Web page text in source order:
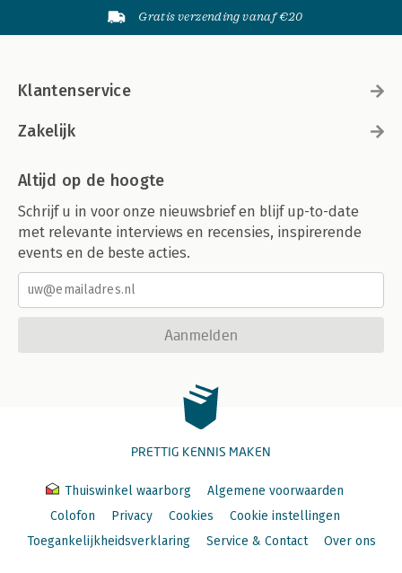
Gratis verzending vanaf €20
Klantenservice
Zakelijk
Altijd op de hoogte
Schrijf u in voor onze nieuwsbrief en blijf up-to-date
met relevante interviews en recensies, inspirerende
events en de beste acties.
Aanmelden
PRETTIG KENNIS MAKEN
Thuiswinkel waarborg
Algemene voorwaarden
Colofon
Privacy Cookies
Cookie instellingen
Toegankelijkheidsverklaring
Service & Contact Over ons